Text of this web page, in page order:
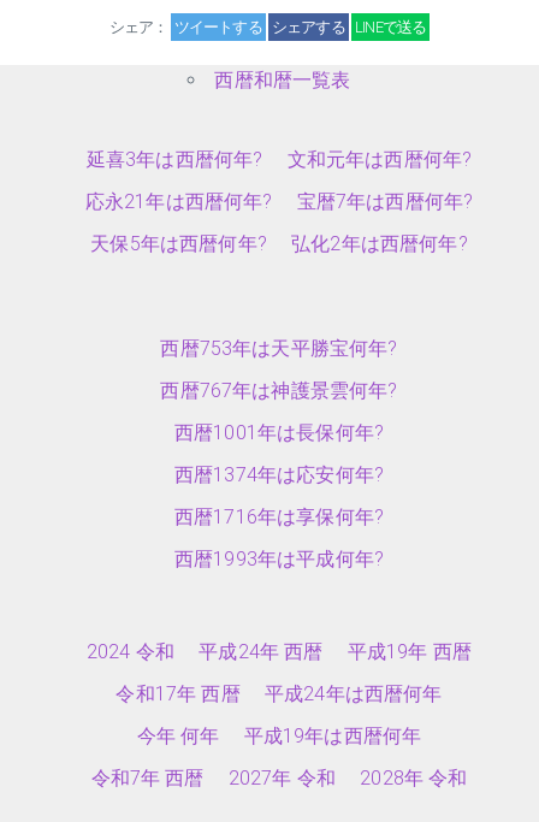
シェア： ツイートする シェアする LINEで送る
西暦和暦一覧表
延喜3年は西暦何年?
文和元年は西暦何年?
応永21年は西暦何年?
宝暦7年は西暦何年?
天保5年は西暦何年?
弘化2年は西暦何年?
西暦753年は天平勝宝何年?
西暦767年は神護景雲何年?
西暦1001年は長保何年?
西暦1374年は応安何年?
西暦1716年は享保何年?
西暦1993年は平成何年?
2024 令和 平成24年 西暦
平成19年 西暦
令和17年 西暦
平成24年は西暦何年
今年 何年
平成19年は西暦何年
令和7年 西暦
2027年 令和 2028年 令和